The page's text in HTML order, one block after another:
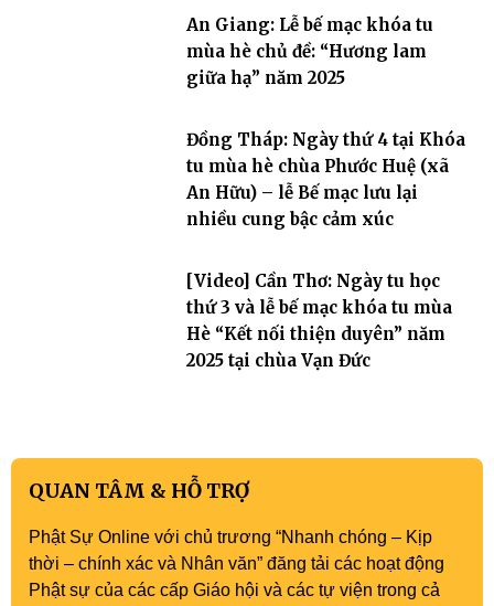
An Giang: Lễ bế mạc khóa tu
mùa hè chủ đề: “Hương lam
giữa hạ” năm 2025
Đồng Tháp: Ngày thứ 4 tại Khóa
tu mùa hè chùa Phước Huệ (xã
An Hữu) – lễ Bế mạc lưu lại
nhiều cung bậc cảm xúc
[Video] Cần Thơ: Ngày tu học
thứ 3 và lễ bế mạc khóa tu mùa
Hè “Kết nối thiện duyên” năm
2025 tại chùa Vạn Đức
QUAN TÂM & HỖ TRỢ
Phật Sự Online với chủ trương “Nhanh chóng – Kịp
thời – chính xác và Nhân văn” đăng tải các hoạt động
Phật sự của các cấp Giáo hội và các tự viện trong cả